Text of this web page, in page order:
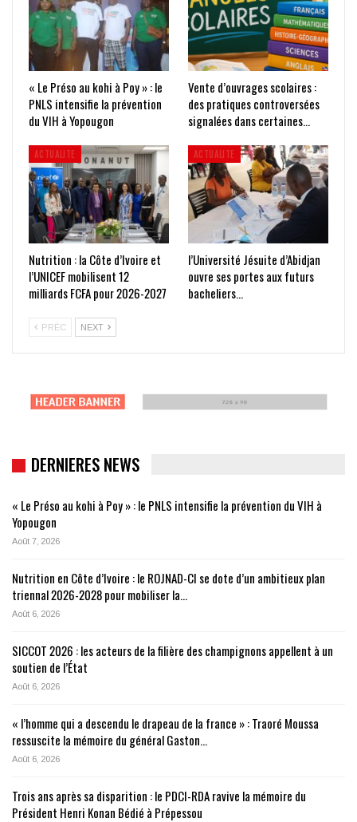
« Le Préso au kohi à Poy » : le
PNLS intensifie la prévention
du VIH à Yopougon
Vente d’ouvrages scolaires :
des pratiques controversées
signalées dans certaines…
ACTUALITE
Nutrition : la Côte d’Ivoire et
l’UNICEF mobilisent 12
milliards FCFA pour 2026-2027
ACTUALITE
l’Université Jésuite d’Abidjan
ouvre ses portes aux futurs
bacheliers…
PRÉC NEXT
DERNIERES NEWS
« Le Préso au kohi à Poy » : le PNLS intensifie la prévention du VIH à
Yopougon
Août 7, 2026
Nutrition en Côte d’Ivoire : le ROJNAD-CI se dote d’un ambitieux plan
triennal 2026-2028 pour mobiliser la…
Août 6, 2026
SICCOT 2026 : les acteurs de la filière des champignons appellent à un
soutien de l’État
Août 6, 2026
« l’homme qui a descendu le drapeau de la france » : Traoré Moussa
ressuscite la mémoire du général Gaston…
Août 6, 2026
Trois ans après sa disparition : le PDCI-RDA ravive la mémoire du
Président Henri Konan Bédié à Prépessou